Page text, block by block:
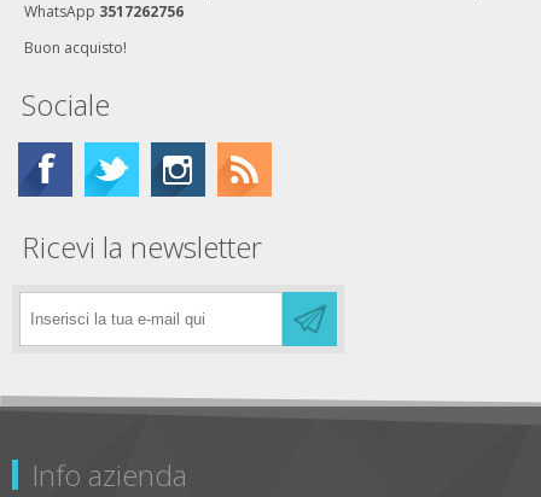
WhatsApp 3517262756
Buon acquisto!
Sociale
Ricevi la newsletter
Info azienda